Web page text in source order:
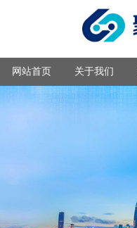
网站首页 关于我们